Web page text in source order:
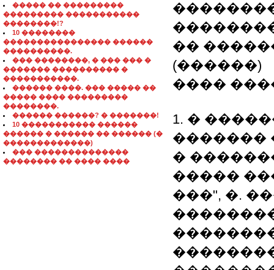
����� �� ���������
��������� �����������
��������!?
10 ��������
���������������� ������
����������.
��� ��������, � ��� ��� �
������� ���������� �
�����������.
������ ����. ��� ����� ��
����� ���� ���������
��������.
������ ������? � �������!
10 ����������� ������
������ � ������ �� ������ (�
�������������)
��� ��������������
�������� �� ���� ����
��
(������)
����
1. �
�������
�
�����
���", �.